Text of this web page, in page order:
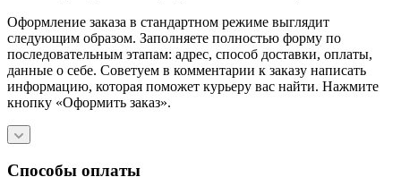
Оформление заказа в стандартном режиме выглядит
следующим образом. Заполняете полностью форму по
последовательным этапам: адрес, способ доставки, оплаты,
данные о себе. Советуем в комментарии к заказу написать
информацию, которая поможет курьеру вас найти. Нажмите
кнопку «Оформить заказ».
Способы оплаты